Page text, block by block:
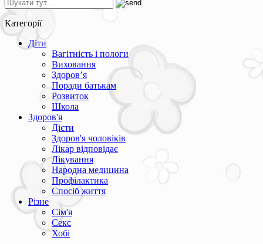
Категорії
Діти
Вагітність і пологи
Виховання
Здоров’я
Поради батькам
Розвиток
Школа
Здоров'я
Дієти
Здоров'я чоловіків
Лікар відповідає
Лікування
Народна медицина
Профілактика
Спосіб життя
Різне
Сім'я
Секс
Хобі